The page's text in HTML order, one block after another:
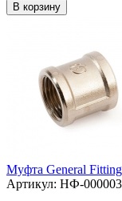
В корзину
Муфта General
Артикул: НФ-